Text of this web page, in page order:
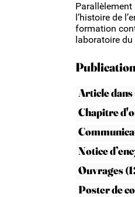
l’histoire de
formation
laboratoire
Article dans
Chapitre
Notice
Ouvrages
Poster de